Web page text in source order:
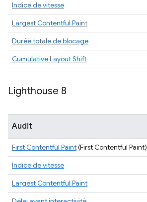
Indice de vitesse
Largest Contentful Paint
Durée totale de blocage
Cumulative Layout Shift
Lighthouse 8
Audit
First Contentful Paint(First Contentful Paint)
Indice de vitesse
Largest Contentful Paint